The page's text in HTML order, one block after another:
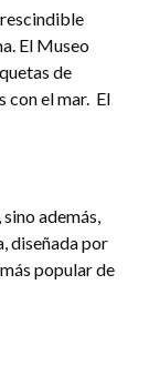
El Museo
de
con el mar. El
además,
diseñada por
popular de